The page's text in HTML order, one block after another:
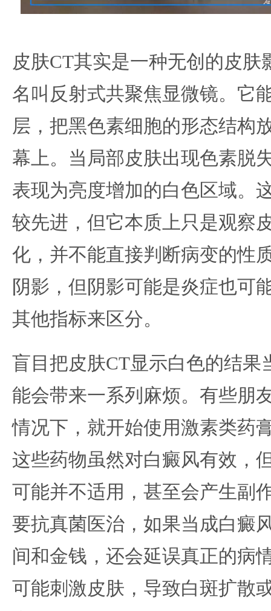
皮肤CT其实是一种无创的皮肤
名叫反射式共聚焦显微镜。它
层，把黑色素细胞的形态结构
幕上。当局部皮肤出现色素脱
表现为亮度增加的白色区域。
较先进，但它本质上只是观察
化，并不能直接判断病变的性
阴影，但阴影可能是炎症也可
其他指标来区分。
盲目把皮肤CT显示白色的结果
能会带来一系列麻烦。有些朋
情况下，就开始使用激素类药
这些药物虽然对白癜风有效，
可能并不适用，甚至会产生副
要抗真菌医治，如果当成白癜
间和金钱，还会延误真正的病
可能刺激皮肤，导致白斑扩散